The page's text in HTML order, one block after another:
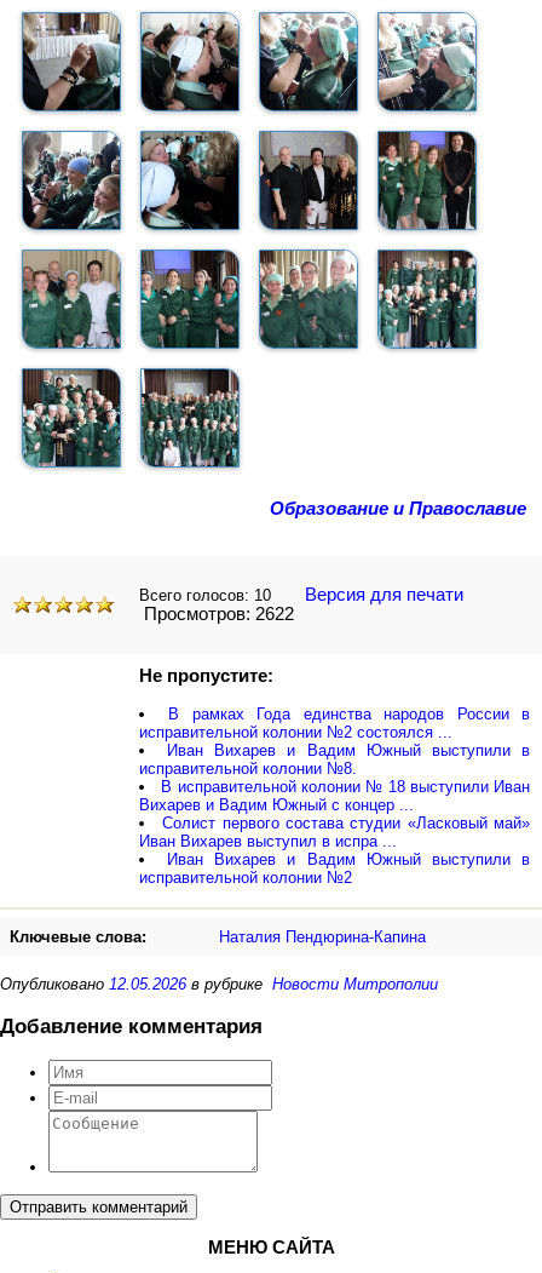
Образование и Православие
Всего голосов: 10
Версия для печати
Просмотров: 2622
Не пропустите:
В рамках Года единства народов России в
исправительной колонии №2 состоялся ...
Иван Вихарев и Вадим Южный выступили в
исправительной колонии №8.
В исправительной колонии № 18 выступили Иван
Вихарев и Вадим Южный с концер ...
Солист первого состава студии «Ласковый май»
Иван Вихарев выступил в испра ...
Иван Вихарев и Вадим Южный выступили в
исправительной колонии №2
Ключевые слова: Наталия Пендюрина-Капина
Опубликовано 12.05.2026 в рубрике Новости Митрополии
Добавление комментария
Отправить комментарий
МЕНЮ САЙТА